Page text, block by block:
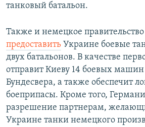
танковый батальон.
Также и немецкое правительство
предоставить Украине боевые
двух батальонов. В качестве
отправит Киеву 14 боевых машин
Бундесвера, а также обеспечит
боеприпасы. Кроме того,
разрешение партнерам,
Украине танки немецкого